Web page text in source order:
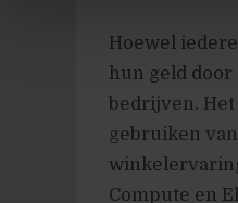
Hoewel
hun geld
bedrijven. Het
gebruiken
Compute en